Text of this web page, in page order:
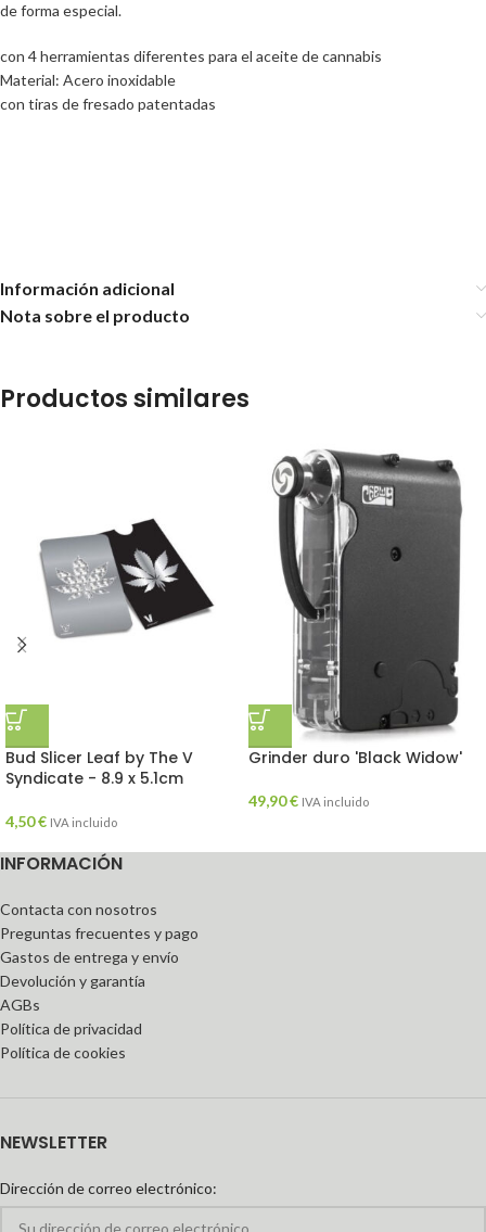
de forma especial.
con 4 herramientas diferentes para el aceite de cannabis
Material: Acero inoxidable
con tiras de fresado patentadas
Información adicional
Nota sobre el producto
Productos similares
Bud Slicer Leaf by The V
Syndicate - 8.9 x 5.1cm
4,50€ IVA incluido
Grinder duro 'Black Widow'
49,90€ IVA incluido
INFORMACIÓN
Contacta con nosotros
Preguntas frecuentes y pago
Gastos de entrega y envío
Devolución y garantía
AGBs
Política de privacidad
Política de cookies
NEWSLETTER
Dirección de correo electrónico: